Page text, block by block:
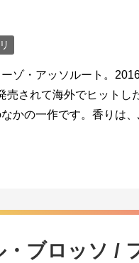
ゾ・アッソルート。
売されて海外でヒットし
かの一作です。香りは
ブロッソ /